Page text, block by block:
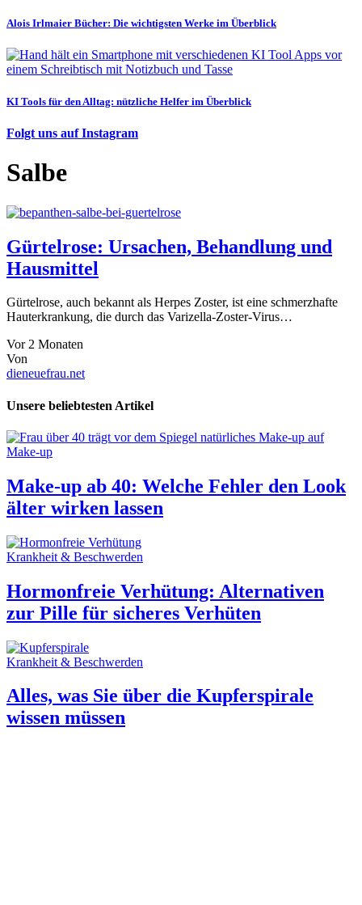
Alois Irlmaier Bücher: Die wichtigsten Werke im Überblick
KI Tools für den Alltag: nützliche Helfer im Überblick
Folgt uns auf Instagram
Salbe
Gürtelrose: Ursachen, Behandlung und
Hausmittel
Gürtelrose, auch bekannt als Herpes Zoster, ist eine schmerzhafte
Hauterkrankung, die durch das Varizella-Zoster-Virus…
Vor 2 Monaten
Von
dieneuefrau.net
Unsere beliebtesten Artikel
Make-up
Make-up ab 40: Welche Fehler den Look
älter wirken lassen
Krankheit & Beschwerden
Hormonfreie Verhütung: Alternativen
zur Pille für sicheres Verhüten
Krankheit & Beschwerden
Alles, was Sie über die Kupferspirale
wissen müssen